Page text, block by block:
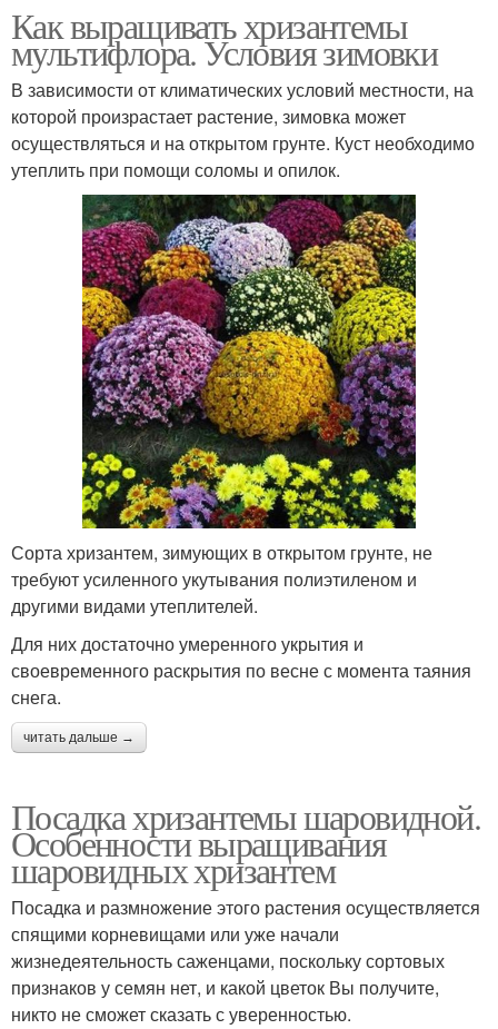
Как выращивать хризантемы
мультифлора. Условия зимовки
В зависимости от климатических условий местности, на
которой произрастает растение, зимовка может
осуществляться и на открытом грунте. Куст необходимо
утеплить при помощи соломы и опилок.
Сорта хризантем, зимующих в открытом грунте, не
требуют усиленного укутывания полиэтиленом и
другими видами утеплителей.
Для них достаточно умеренного укрытия и
своевременного раскрытия по весне с момента таяния
снега.
читать дальше →
Посадка хризантемы шаровидной.
Особенности выращивания
шаровидных хризантем
Посадка и размножение этого растения осуществляется
спящими корневищами или уже начали
жизнедеятельность саженцами, поскольку сортовых
признаков у семян нет, и какой цветок Вы получите,
никто не сможет сказать с уверенностью.